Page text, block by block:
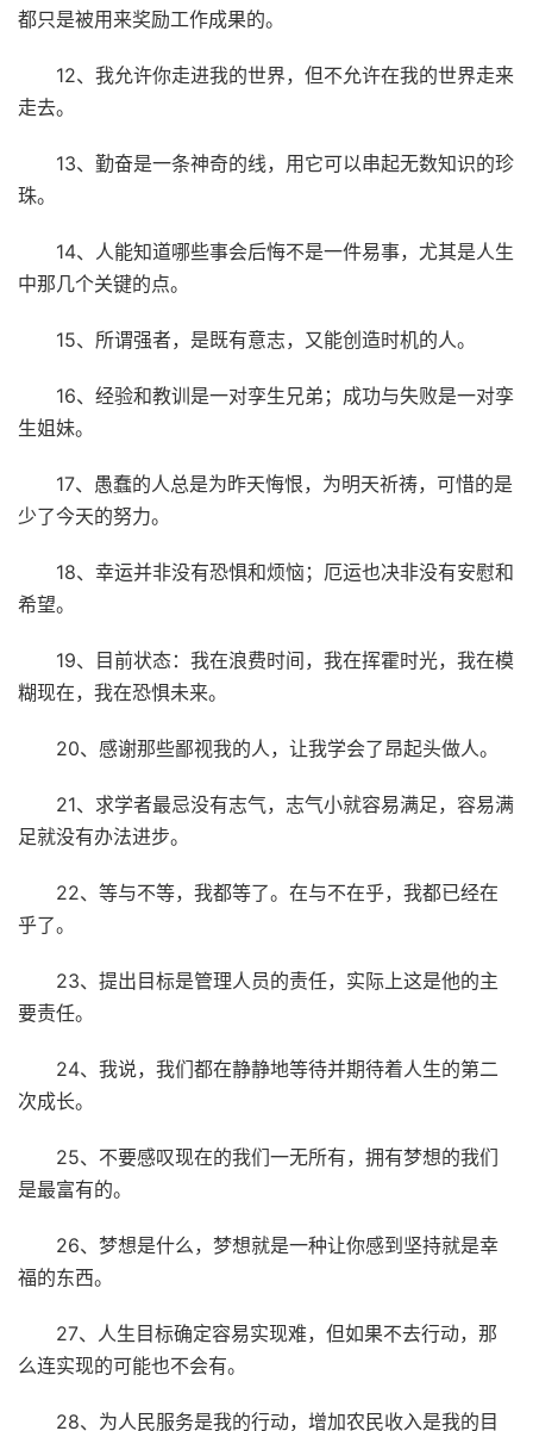
都只是被用来奖励工作成果的。
12、我允许你走进我的世界，但不允许在我的世界走来
走去。
13、勤奋是一条神奇的线，用它可以串起无数知识的珍
珠。
14、人能知道哪些事会后悔不是一件易事，尤其是人生
中那几个关键的点。
15、所谓强者，是既有意志，又能创造时机的人。
16、经验和教训是一对孪生兄弟；成功与失败是一对孪
生姐妹。
17、愚蠢的人总是为昨天悔恨，为明天祈祷，可惜的是
少了今天的努力。
18、幸运并非没有恐惧和烦恼；厄运也决非没有安慰和
希望。
19、目前状态：我在浪费时间，我在挥霍时光，我在模
糊现在，我在恐惧未来。
20、感谢那些鄙视我的人，让我学会了昂起头做人。
21、求学者最忌没有志气，志气小就容易满足，容易满
足就没有办法进步。
22、等与不等，我都等了。在与不在乎，我都已经在
乎了。
23、提出目标是管理人员的责任，实际上这是他的主
要责任。
24、我说，我们都在静静地等待并期待着人生的第二
次成长。
25、不要感叹现在的我们一无所有，拥有梦想的我们
是最富有的。
26、梦想是什么，梦想就是一种让你感到坚持就是幸
福的东西。
27、人生目标确定容易实现难，但如果不去行动，那
么连实现的可能也不会有。
28、为人民服务是我的行动，增加农民收入是我的目